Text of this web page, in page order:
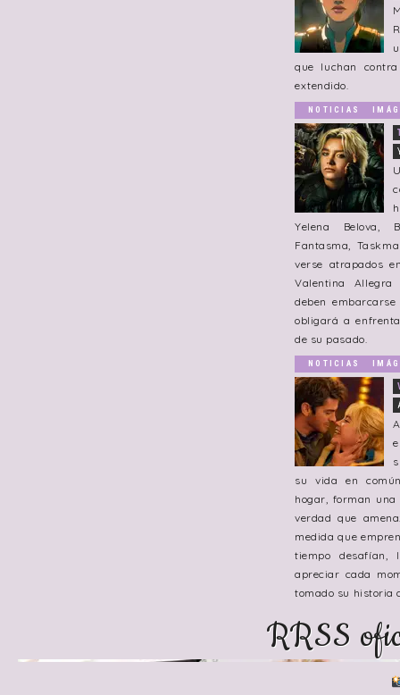
que luchan
extendido.
NOTICIAS
Yelena Belova,
Fantasma,
verse atrapados
Valentina Allegra
deben
obligará a
de su pasado.
NOTICIAS
su vida en
hogar, forman
verdad que
medida que
tiempo desafían,
apreciar cada
tomado su historia
RRSS